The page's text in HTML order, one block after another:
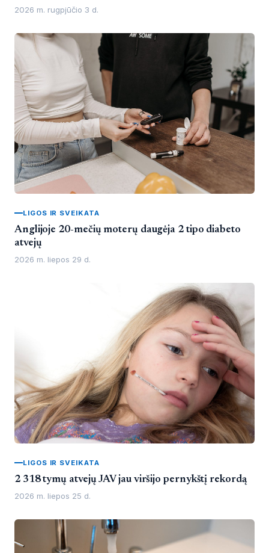
2026 m. rugpjūčio 3 d.
LIGOS IR SVEIKATA
Anglijoje 20-mečių moterų daugėja 2 tipo diabeto
atvejų
2026 m. liepos 29 d.
LIGOS IR SVEIKATA
2 318 tymų atvejų JAV jau viršijo pernykštį rekordą
2026 m. liepos 25 d.